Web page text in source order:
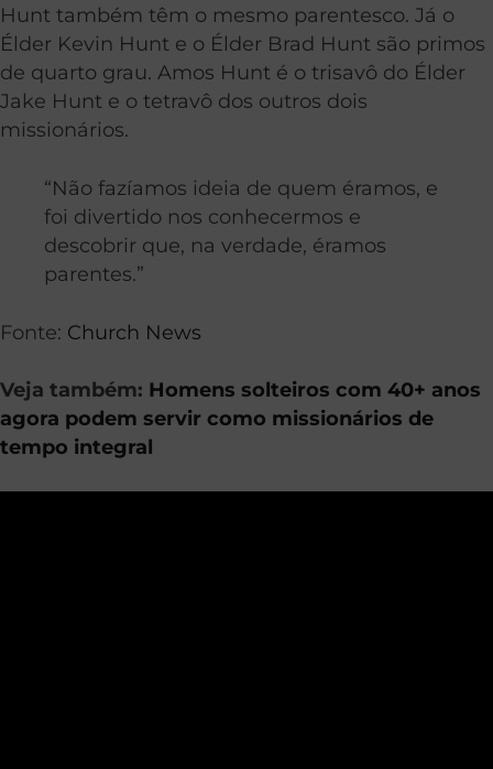
Hunt também têm o mesmo parentesco. Já o
Élder Kevin Hunt e o Élder Brad Hunt são primos
de quarto grau. Amos Hunt é o trisavô do Élder
Jake Hunt e o tetravô dos outros dois
missionários.
“Não fazíamos ideia de quem éramos, e
foi divertido nos conhecermos e
descobrir que, na verdade, éramos
parentes.”
Fonte: Church News
Veja também: Homens solteiros com 40+ anos
agora podem servir como missionários de
tempo integral